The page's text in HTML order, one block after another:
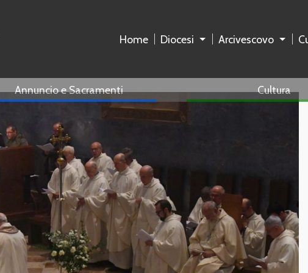
Home Diocesi Arcivescovo
Annuncio e Sacramenti Cultura